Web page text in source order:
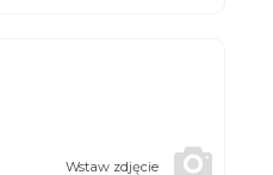
Wstaw zdjęcie